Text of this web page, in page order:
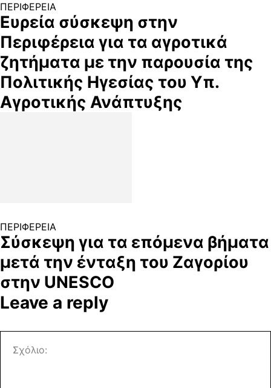
ΠΕΡΙΦΕΡΕΙΑ
Ευρεία σύσκεψη στην
Περιφέρεια για τα αγροτικά
ζητήματα με την παρουσία της
Πολιτικής Ηγεσίας του Υπ.
Αγροτικής Ανάπτυξης
ΠΕΡΙΦΕΡΕΙΑ
Σύσκεψη για τα επόμενα βήματα
μετά την ένταξη του Ζαγορίου
στην UNESCO
Leave a reply